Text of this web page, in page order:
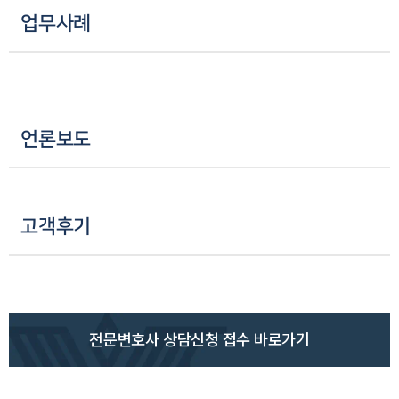
업무사례
언론보도
고객후기
전문변호사 상담신청 접수 바로가기